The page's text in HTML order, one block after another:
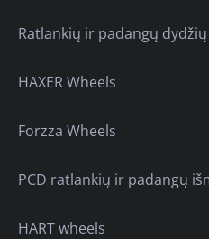
Ratlankių ir padangų
HAXER Wheels
Forzza Wheels
PCD ratlankių ir padangų
HART wheels